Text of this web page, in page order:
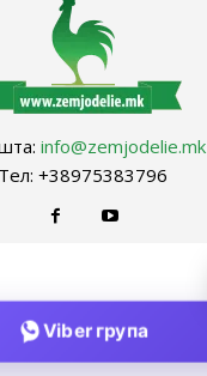
info@zemjodelie.mk
Тел: +38975383796
Viber група